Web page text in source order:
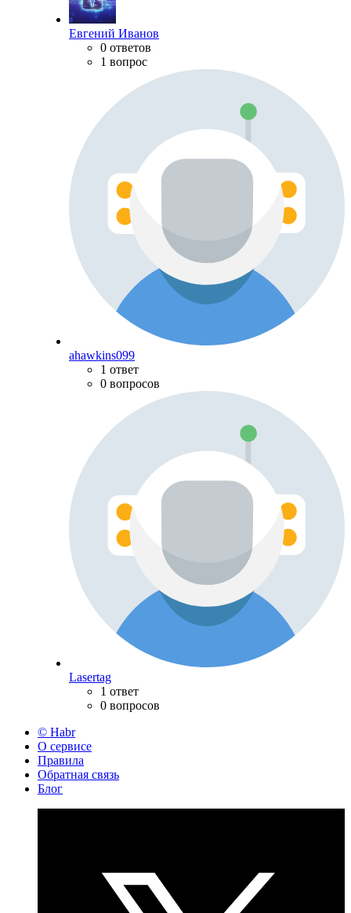
Евгений Иванов
0 ответов
1 вопрос
ahawkins099
1 ответ
0 вопросов
Lasertag
1 ответ
0 вопросов
© Habr
О сервисе
Правила
Обратная связь
Блог